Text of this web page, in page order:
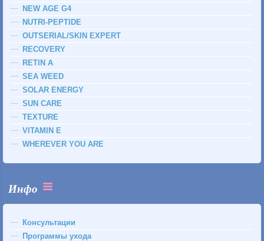
NEW AGE G4
NUTRI-PEPTIDE
OUTSERIAL/SKIN EXPERT
RECOVERY
RETIN A
SEA WEED
SOLAR ENERGY
SUN CARE
TEXTURE
VITAMIN E
WHEREVER YOU ARE
Инфо
Консультации
Программы ухода